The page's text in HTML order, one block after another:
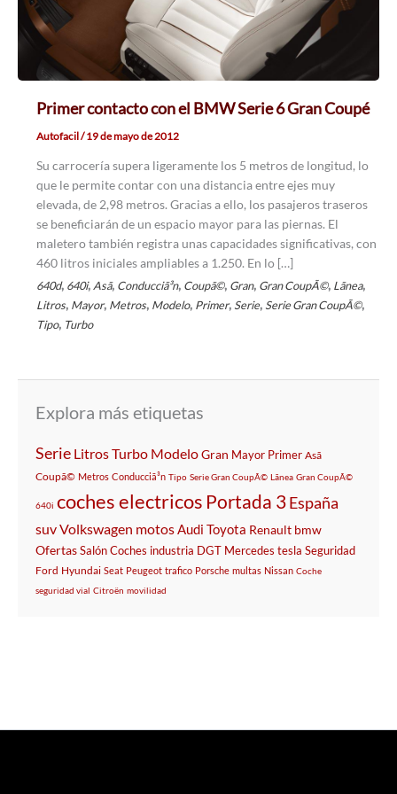
Primer contacto con el BMW Serie 6 Gran Coupé
Autofacil/19 de mayo de 2012
Su carrocería supera ligeramente los 5 metros de longitud, lo
que le permite contar con una distancia entre ejes muy
elevada, de 2,98 metros. Gracias a ello, los pasajeros traseros
se beneficiarán de un espacio mayor para las piernas. El
maletero también registra unas capacidades significativas, con
460 litros iniciales ampliables a 1.250. En lo […]
640d, 640i,Asã­, Conducciã³n, Coupã©, Gran, Gran CoupÃ©, Lã­nea,
Litros, Mayor, Metros, Modelo, Primer, Serie, Serie Gran CoupÃ©,
Tipo, Turbo
Explora más etiquetas
Serie LitrosTurbo ModeloGran Mayor Primer Asã­
Coupã© Metros Conducciã³n Tipo Serie Gran CoupÃ© Lã­nea Gran CoupÃ©
640i coches electricos Portada 3España
suvVolkswagen motosAudi Toyota Renault bmw
OfertasSalónCoches industria DGT Mercedes tesla Seguridad
Ford Hyundai Seat Peugeot trafico Porsche multas Nissan Coche
seguridad vial Citroën movilidad